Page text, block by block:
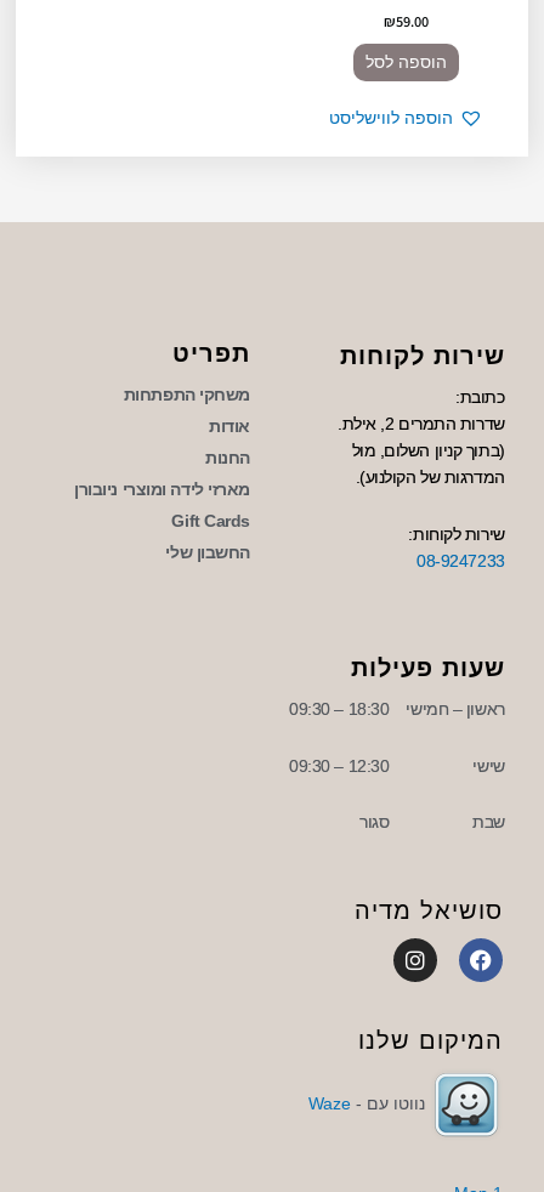
₪59.00
הוספה לסל
הוספה לווישליסט
שירות לקוחות
כתובת:
שדרות התמרים 2, אילת.
(בתוך קניון השלום, מול
המדרגות של הקולנוע).
שירות לקוחות:
08-9247233
תפריט
משחקי התפתחות
אודות
החנות
מארזי לידה ומוצרי ניובורן
Gift Cards
החשבון שלי
שעות פעילות
ראשון – חמישי
שישי
שבת
18:30 – 09:30
12:30 – 09:30
סגור
סושיאל מדיה
F
a
b
o
o
k
I
n
a
a
המיקום שלנו
נווטו עם -Waze